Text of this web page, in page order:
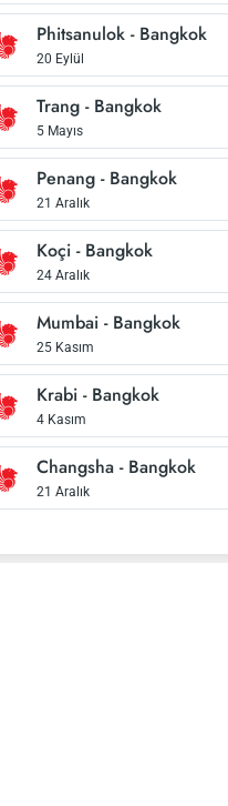
Phitsanulok- Bangkok
20 Eylül
Trang- Bangkok
5 Mayıs
Penang- Bangkok
21 Aralık
Koçi- Bangkok
24 Aralık
Mumbai- Bangkok
25 Kasım
Krabi- Bangkok
4 Kasım
Changsha- Bangkok
21 Aralık